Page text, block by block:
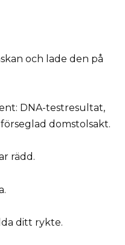
och lade den på
DNA-testresultat,
domstolsakt.
rädd.
ditt rykte.